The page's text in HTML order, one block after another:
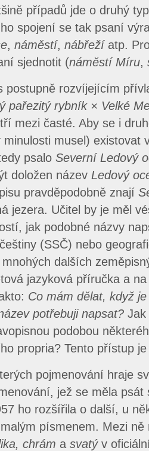
případů jde o druhý
spojení se tak psaní
, náměstí, nábřeží atp.
sjednotit (náměstí Míru,
postupně rozvíjejícím
pařezitý rybník × Velké
mezi časté. Aby se i
minulosti musel) existovat
psalo Severní Ledový
doložen název Ledový
pravděpodobně znají
jezera. Učitel by je měl
jak podobné názvy
(SSČ) nebo
dalších
jazyková příručka a
Co mám dělat, když
potřebuji napsat? Jak
podobou
propria? Tento přístup
pojmenování hraje
jež se měla psát
ho rozšířila o další, u
písmenem. Mezi
chrám a svatý v